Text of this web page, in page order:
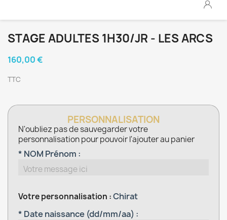
STAGE ADULTES 1H30/JR - LES ARCS
160,00 €
TTC
PERSONNALISATION
N'oubliez pas de sauvegarder votre
personnalisation pour pouvoir l'ajouter au panier
* NOM Prénom :
Votre personnalisation :Chirat
* Date naissance (dd/mm/aa) :